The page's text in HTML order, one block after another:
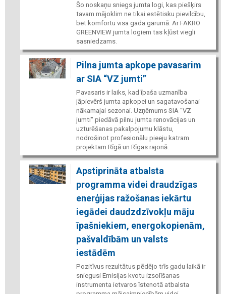
Šo noskaņu sniegs jumta logi, kas piešķirs
tavam mājoklim ne tikai estētisku pievilcību,
bet komfortu visa gada garumā. Ar FAKRO
GREENVIEW jumta logiem tas kļūst viegli
sasniedzams.
Pilna jumta apkope pavasarim
ar SIA “VZ jumti”
Pavasaris ir laiks, kad īpaša uzmanība
jāpievērš jumta apkopei un sagatavošanai
nākamajai sezonai. Uzņēmums SIA "VZ
jumti" piedāvā pilnu jumta renovācijas un
uzturēšanas pakalpojumu klāstu,
nodrošinot profesionālu pieeju katram
projektam Rīgā un Rīgas rajonā.
Apstiprināta atbalsta
programma videi draudzīgas
enerģijas ražošanas iekārtu
iegādei daudzdzīvokļu māju
īpašniekiem, energokopienām,
pašvaldībām un valsts
iestādēm
Pozitīvus rezultātus pēdējo trīs gadu laikā ir
sniegusi Emisijas kvotu izsolīšanas
instrumenta ietvaros īstenotā atbalsta